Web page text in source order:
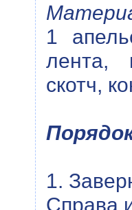
1
лента,
скотч,
1.
Справа